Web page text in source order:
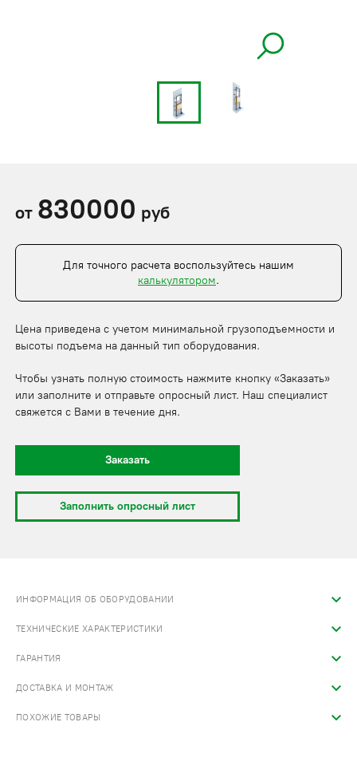
от 830000 руб
Для точного расчета воспользуйтесь нашим
калькулятором.
Цена приведена с учетом минимальной грузоподъемности и
высоты подъема на данный тип оборудования.
Чтобы узнать полную стоимость нажмите кнопку «Заказать»
или заполните и отправьте опросный лист. Наш специалист
свяжется с Вами в течение дня.
Заказать
Заполнить опросный лист
ИНФОРМАЦИЯ ОБ ОБОРУДОВАНИИ
ТЕХНИЧЕСКИЕ ХАРАКТЕРИСТИКИ
ГАРАНТИЯ
ДОСТАВКА И МОНТАЖ
ПОХОЖИЕ ТОВАРЫ